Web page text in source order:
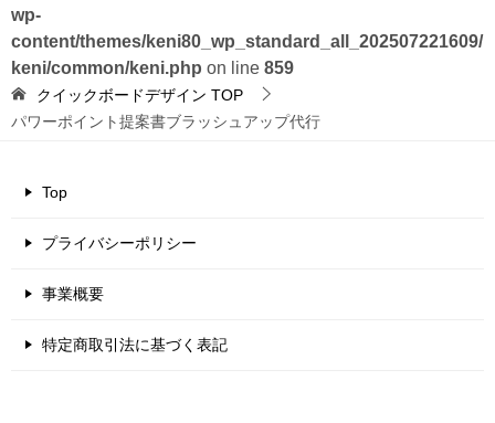
wp-
content/themes/keni80_wp_standard_all_202507221609/
keni/common/keni.php on line 859
クイックボードデザイン TOP
パワーポイント提案書ブラッシュアップ代行
Top
プライバシーポリシー
事業概要
特定商取引法に基づく表記